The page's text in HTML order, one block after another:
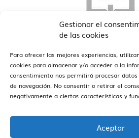
Gestionar el
de las cookies
Para ofrecer las mejores experiencias,
cookies para almacenar y/o acceder a la
consentimiento nos permitirá procesar
de navegación. No consentir o retirar el
negativamente a ciertas características y
Aceptar
Estamos en Barcelona y Reus